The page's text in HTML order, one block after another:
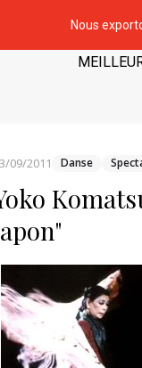
Nous
09/2011 Danse